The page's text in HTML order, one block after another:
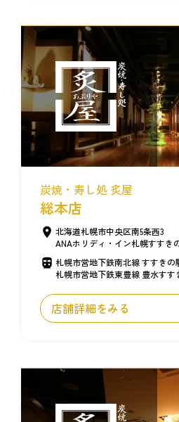
炭焼・寿し処 炙屋
総本店
北海道札幌市中央区南5条西3
ANAホリディ・イン札幌すすき
札幌市営地下鉄南北線 すすきの
札幌市営地下鉄東豊線 豊水すす
店舗詳細をみる